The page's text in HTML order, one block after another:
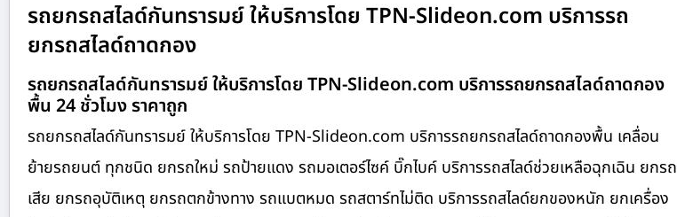
รถยกรถสไลด์กันทรารมย์ ให้บริการโดย TPN-Slideon.com บริการรถ
ยกรถสไลด์ถาดกอง
รถยกรถสไลด์กันทรารมย์ ให้บริการโดย TPN-Slideon.com บริการรถยกรถสไลด์ถาดกอง
พื้น 24 ชั่วโมง ราคาถูก
รถยกรถสไลด์กันทรารมย์ ให้บริการโดย TPN-Slideon.com บริการรถยกรถสไลด์ถาดกองพื้น เคลื่อน
ย้ายรถยนต์ ทุกชนิด ยกรถใหม่ รถป้ายแดง รถมอเตอร์ไซค์ บิ๊กไบค์ บริการรถสไลด์ช่วยเหลือฉุกเฉิน ยกรถ
เสีย ยกรถอุบัติเหตุ ยกรถตกข้างทาง รถแบตหมด รถสตาร์ทไม่ติด บริการรถสไลด์ยกของหนัก ยกเครื่อง